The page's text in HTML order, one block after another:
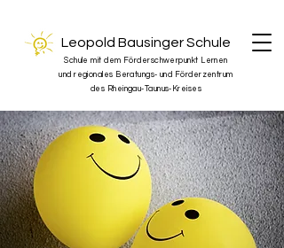
Leopold Bausinger Schule
Schule mit dem Förderschwerpunkt Lernen
und regionales Beratungs- und Förderzentrum
des Rheingau-Taunus-Kreises